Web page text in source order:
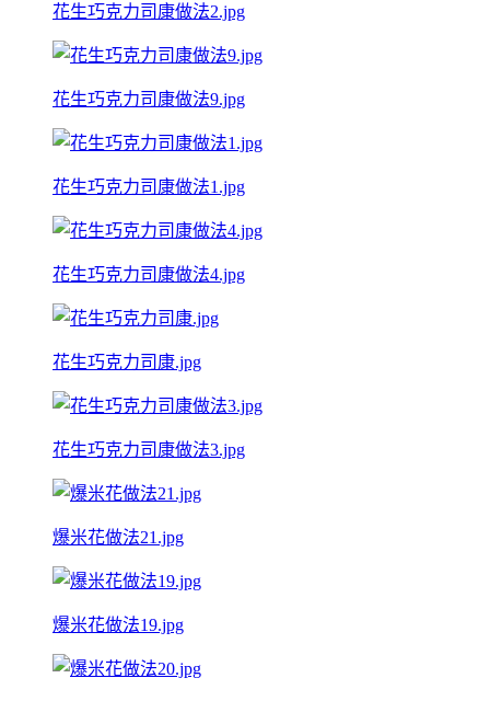
花生巧克力司康做法2.jpg
花生巧克力司康做法9.jpg
花生巧克力司康做法1.jpg
花生巧克力司康做法4.jpg
花生巧克力司康.jpg
花生巧克力司康做法3.jpg
爆米花做法21.jpg
爆米花做法19.jpg